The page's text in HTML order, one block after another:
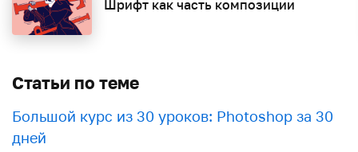
Шрифт как часть композиции
Статьи по теме
Большой курс из 30 уроков: Photoshop за 30
дней